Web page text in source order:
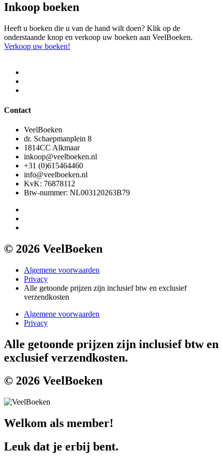
Inkoop boeken
Heeft u boeken die u van de hand wilt doen? Klik op de
onderstaande knop en verkoop uw boeken aan VeelBoeken.
Verkoop uw boeken!
Contact
VeelBoeken
dr. Schaepmanplein 8
1814CC Alkmaar
inkoop@veelboeken.nl
+31 (0)615464460
info@veelboeken.nl
KvK: 76878112
Btw-nummer: NL003120263B79
© 2026 VeelBoeken
Algemene voorwaarden
Privacy
Alle getoonde prijzen zijn inclusief btw en exclusief
verzendkosten
Algemene voorwaarden
Privacy
Alle getoonde prijzen zijn inclusief btw en
exclusief verzendkosten.
© 2026 VeelBoeken
Welkom als member!
Leuk dat je erbij bent.